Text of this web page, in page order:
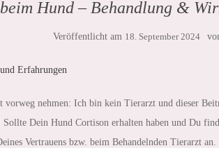
Hund – Behandlung &
Veröffentlicht am 18. September 2024
vorweg nehmen: Ich bin kein Tierarzt und dieser
Sollte Dein Hund Cortison erhalten haben und Du
Vertrauens bzw. beim Behandelnden Tierarzt